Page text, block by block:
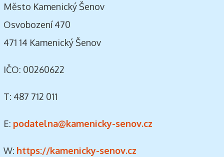
Město Kamenický Šenov
Osvobození 470
471 14 Kamenický Šenov
IČO: 00260622
T: 487 712 011
E: podatelna@kamenicky-senov.cz
W: https://kamenicky-senov.cz